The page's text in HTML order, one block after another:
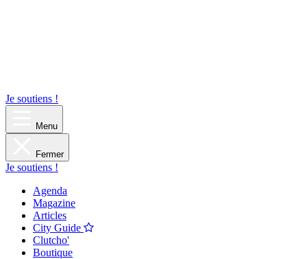
Je soutiens !
Menu
Fermer
Je soutiens !
Agenda
Magazine
Articles
City Guide
Clutcho'
Boutique